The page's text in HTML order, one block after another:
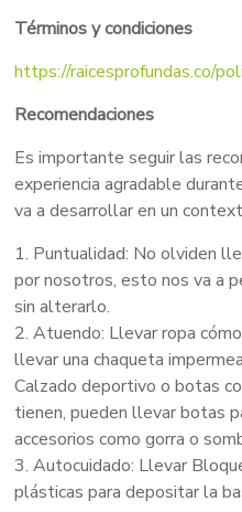
Términos y condiciones
https://raicesprofundas.co/
Recomendaciones
Es importante seguir las
experiencia agradable
va a desarrollar en un
1. Puntualidad: No olviden
por nosotros, esto nos va a
sin alterarlo.
2. Atuendo: Llevar ropa
llevar una chaqueta
Calzado deportivo o botas
tienen, pueden llevar botas
accesorios como gorra o
3. Autocuidado: Llevar
plásticas para depositar la